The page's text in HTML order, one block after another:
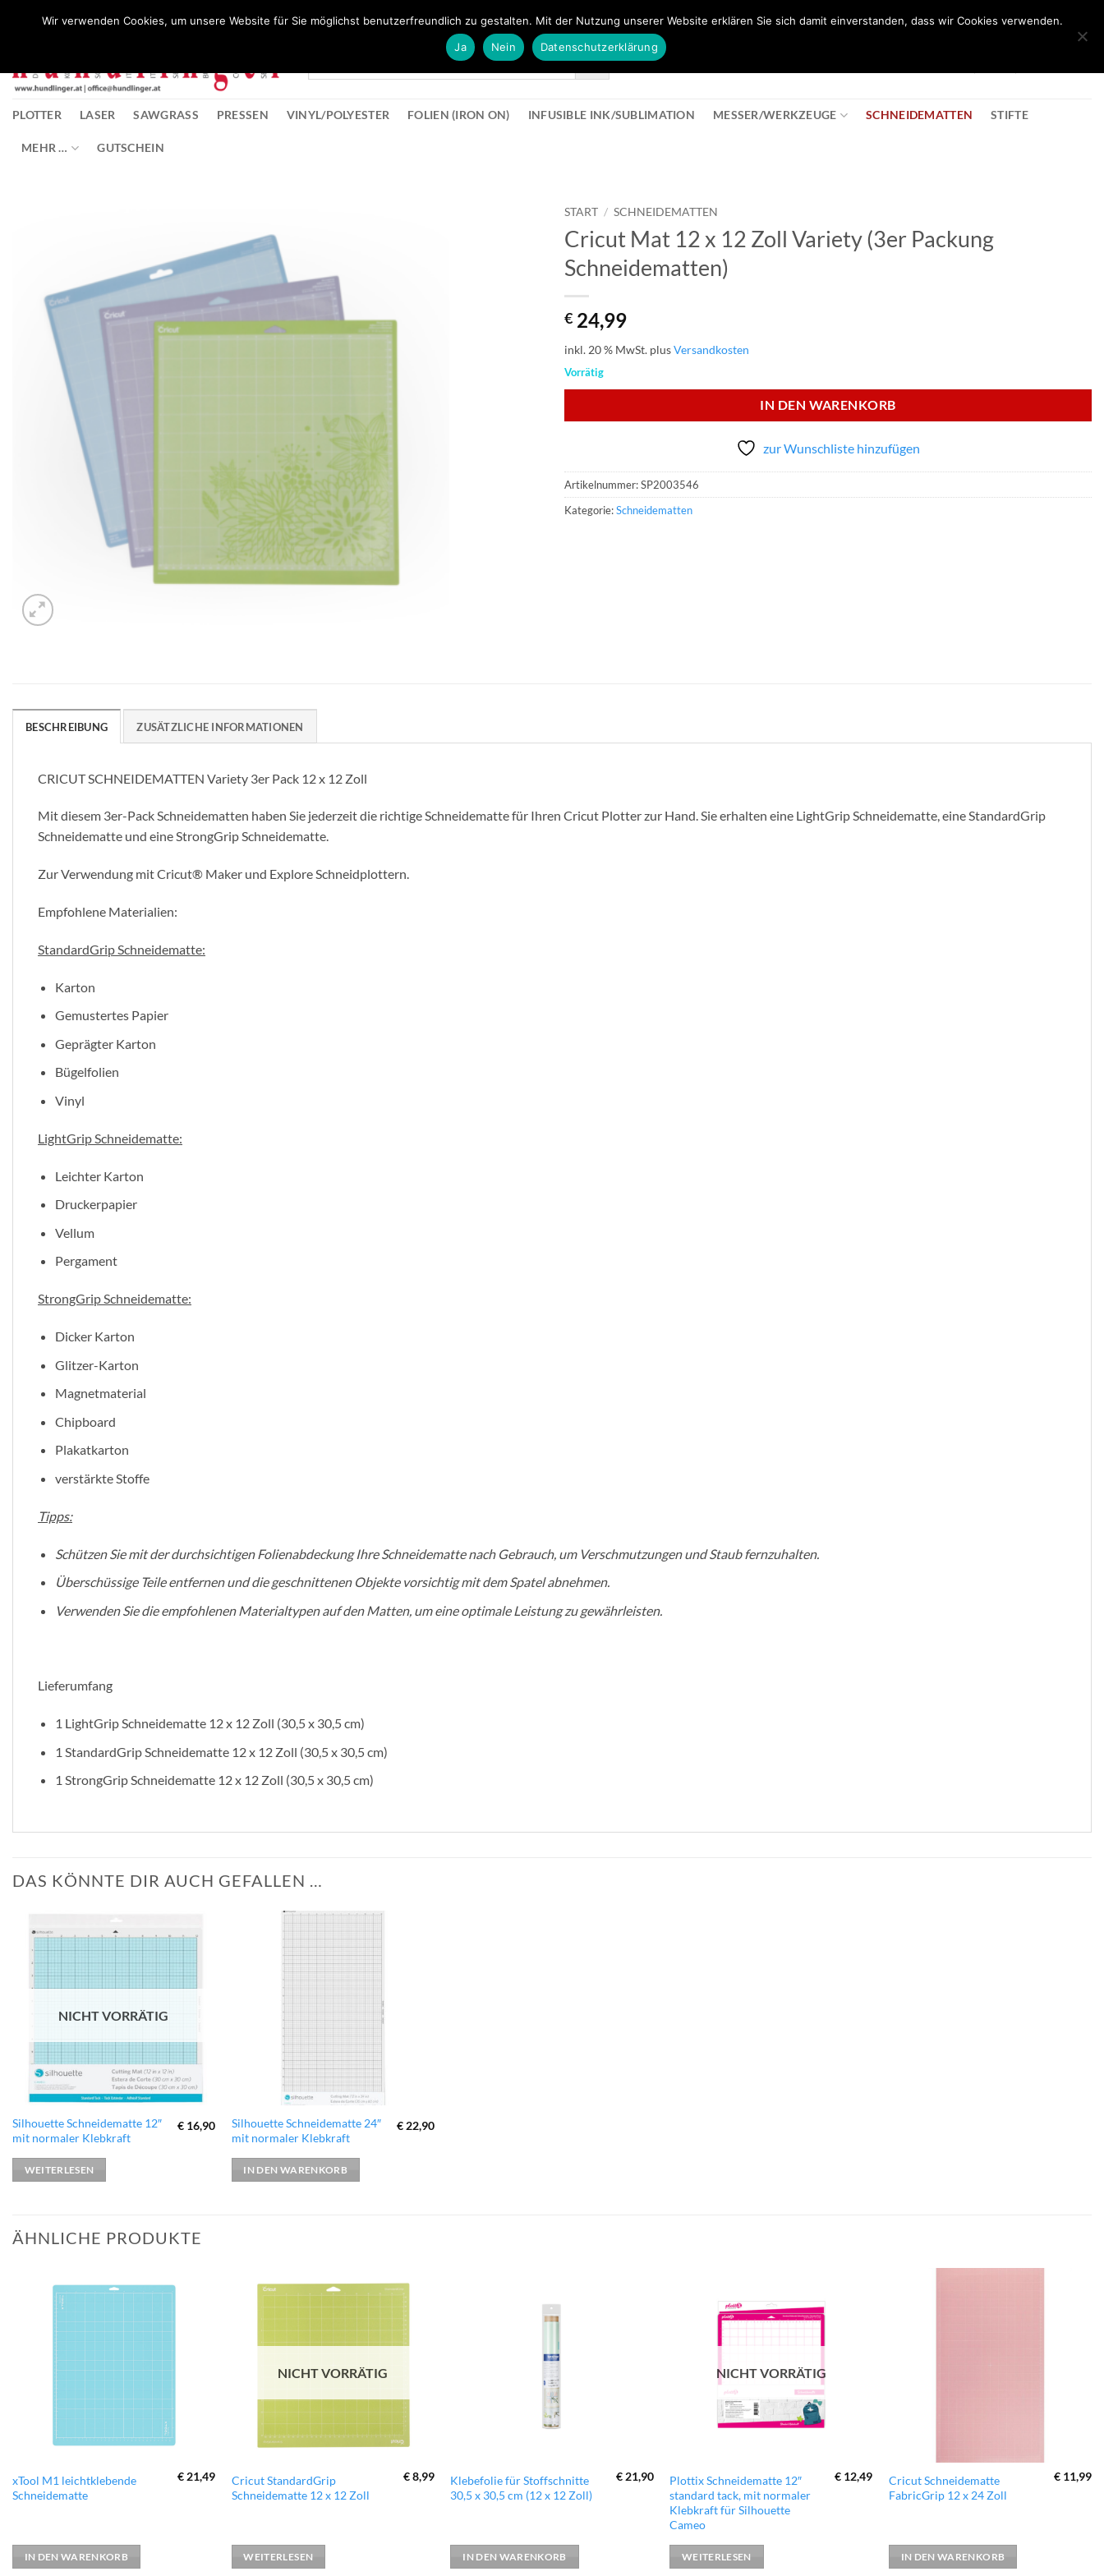
PLOTTER LASER SAWGRASS PRESSEN VINYL/POLYESTER FOLIEN (IRON ON) INFUSIBLE INK/SUBLIMATION MESSER/WERKZEUGE SCHNEIDEMATTEN STIFTE
MEHR … GUTSCHEIN
START / SCHNEIDEMATTEN
Cricut Mat 12 x 12 Zoll Variety (3er Packung
Schneidematten)
€ 24,99
inkl. 20 % MwSt. plusVersandkosten
Vorrätig
IN DEN WARENKORB
zur Wunschliste hinzufügen
Artikelnummer:SP2003546
Kategorie:Schneidematten
BESCHREIBUNG ZUSÄTZLICHE INFORMATIONEN
CRICUT SCHNEIDEMATTEN Variety 3er Pack 12 x 12 Zoll
Mit diesem 3er-Pack Schneidematten haben Sie jederzeit die richtige Schneidematte für Ihren Cricut Plotter zur Hand. Sie erhalten eine LightGrip Schneidematte, eine StandardGrip
Schneidematte und eine StrongGrip Schneidematte.
Zur Verwendung mit Cricut® Maker und Explore Schneidplottern.
Empfohlene Materialien:
StandardGrip Schneidematte:
Karton
Gemustertes Papier
Geprägter Karton
Bügelfolien
Vinyl
LightGrip Schneidematte:
Leichter Karton
Druckerpapier
Vellum
Pergament
StrongGrip Schneidematte:
Dicker Karton
Glitzer-Karton
Magnetmaterial
Chipboard
Plakatkarton
verstärkte Stoffe
Tipps:
Schützen Sie mit der durchsichtigen Folienabdeckung Ihre Schneidematte nach Gebrauch, um Verschmutzungen und Staub fernzuhalten.
Überschüssige Teile entfernen und die geschnittenen Objekte vorsichtig mit dem Spatel abnehmen.
Verwenden Sie die empfohlenen Materialtypen auf den Matten, um eine optimale Leistung zu gewährleisten.
Lieferumfang
1 LightGrip Schneidematte 12 x 12 Zoll (30,5 x 30,5 cm)
1 StandardGrip Schneidematte 12 x 12 Zoll (30,5 x 30,5 cm)
1 StrongGrip Schneidematte 12 x 12 Zoll (30,5 x 30,5 cm)
DAS KÖNNTE DIR AUCH GEFALLEN …
hinzufügen
NICHT VORRÄTIG
Silhouette Schneidematte 12″
mit normaler Klebkraft
€ 16,90
WEITERLESEN
Wunschliste
Silhouette Schneidematte 24″
mit normaler Klebkraft
€22,90
IN DEN WARENKORB
ÄHNLICHE PRODUKTE
Wunschliste
xTool M1 leichtklebende
Schneidematte
€21,49
IN DEN WARENKORB
Wunschliste
hinzufügen
NICHT VORRÄTIG
Cricut StandardGrip
Schneidematte 12 x 12 Zoll
€8,99
WEITERLESEN
Klebefolie für Stoffschnitte
30,5 x 30,5 cm (12 x 12 Zoll)
€21,90
IN DEN WARENKORB
Wunschliste
NICHT VORRÄTIG
Plottix Schneidematte 12″
standard tack, mit normaler
Klebkraft für Silhouette
Cameo
€ 12,49
WEITERLESEN
Cricut Schneidematte
FabricGrip 12 x 24 Zoll
€ 11,99
IN DEN WARENKORB
Wir verwenden Cookies, um unsere Website für Sie möglichst benutzerfreundlich zu gestalten. Mit der Nutzung unserer Website erklären Sie sich damit einverstanden, dass wir Cookies verwenden.
Ja
Nein Datenschutzerklärung